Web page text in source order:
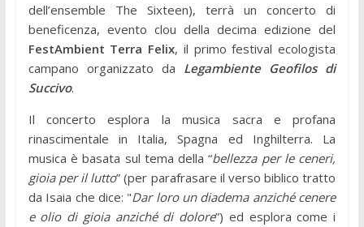
dell’ensemble The Sixteen), terrà un concerto di
beneficenza, evento clou della decima edizione del
FestAmbient Terra Felix, il primo festival ecologista
campano organizzato da Legambiente Geofilos di
Succivo.
Il concerto esplora la musica sacra e profana
rinascimentale in Italia, Spagna ed Inghilterra. La
musica è basata sul tema della “bellezza per le ceneri,
gioia per il lutto” (per parafrasare il verso biblico tratto
da Isaia che dice: "Dar loro un diadema anziché cenere
e olio di gioia anziché di dolore”) ed esplora come i